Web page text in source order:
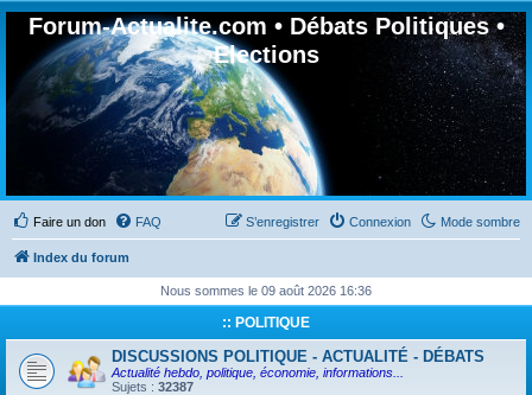
Forum-Actualite.com • Débats Politiques •
Elections
Faire un don Mode sombre
FAQ Connexion
S’enregistrer
Index du forum
Nous sommes le 09 août 2026 16:36
:: POLITIQUE
DISCUSSIONS POLITIQUE - ACTUALITÉ - DÉBATS
Actualité hebdo, politique, économie, informations...
Sujets : 32387